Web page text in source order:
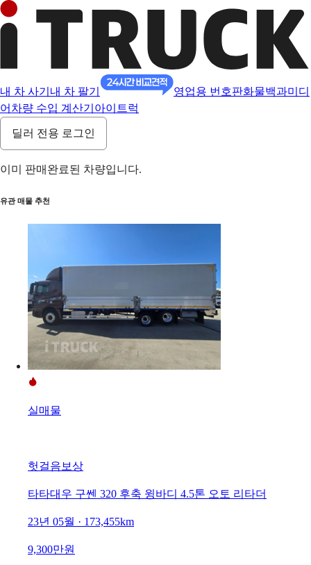
내 차 사기 내 차 팔기 영업용 번호판화물백과미디
어 차량 수입 계산기 아이트럭
딜러 전용 로그인
이미 판매완료된 차량입니다.
유관 매물 추천
실매물
헛걸음보상
타타대우 구쎈 320 후축 윙바디 4.5톤 오토 리타더
23년 05월 · 173,455km
9,300만원